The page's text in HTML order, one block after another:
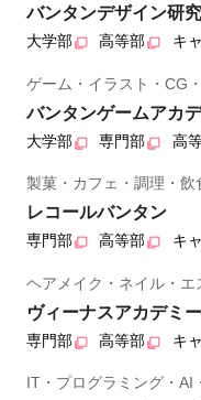
バンタンデザイン研
大学部 高等部 キ
ゲーム・イラスト・CG
バンタンゲームアカ
大学部 専門部 高
製菓・カフェ・調理・飲
レコールバンタン
専門部 高等部 キ
ヘアメイク・ネイル・
ヴィーナスアカデミー
専門部 高等部 キ
IT・プログラミング・AI